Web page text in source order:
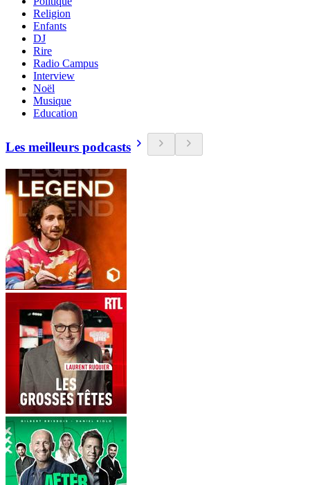
Religion
Enfants
DJ
Rire
Radio Campus
Interview
Noël
Musique
Education
Les meilleurs podcasts